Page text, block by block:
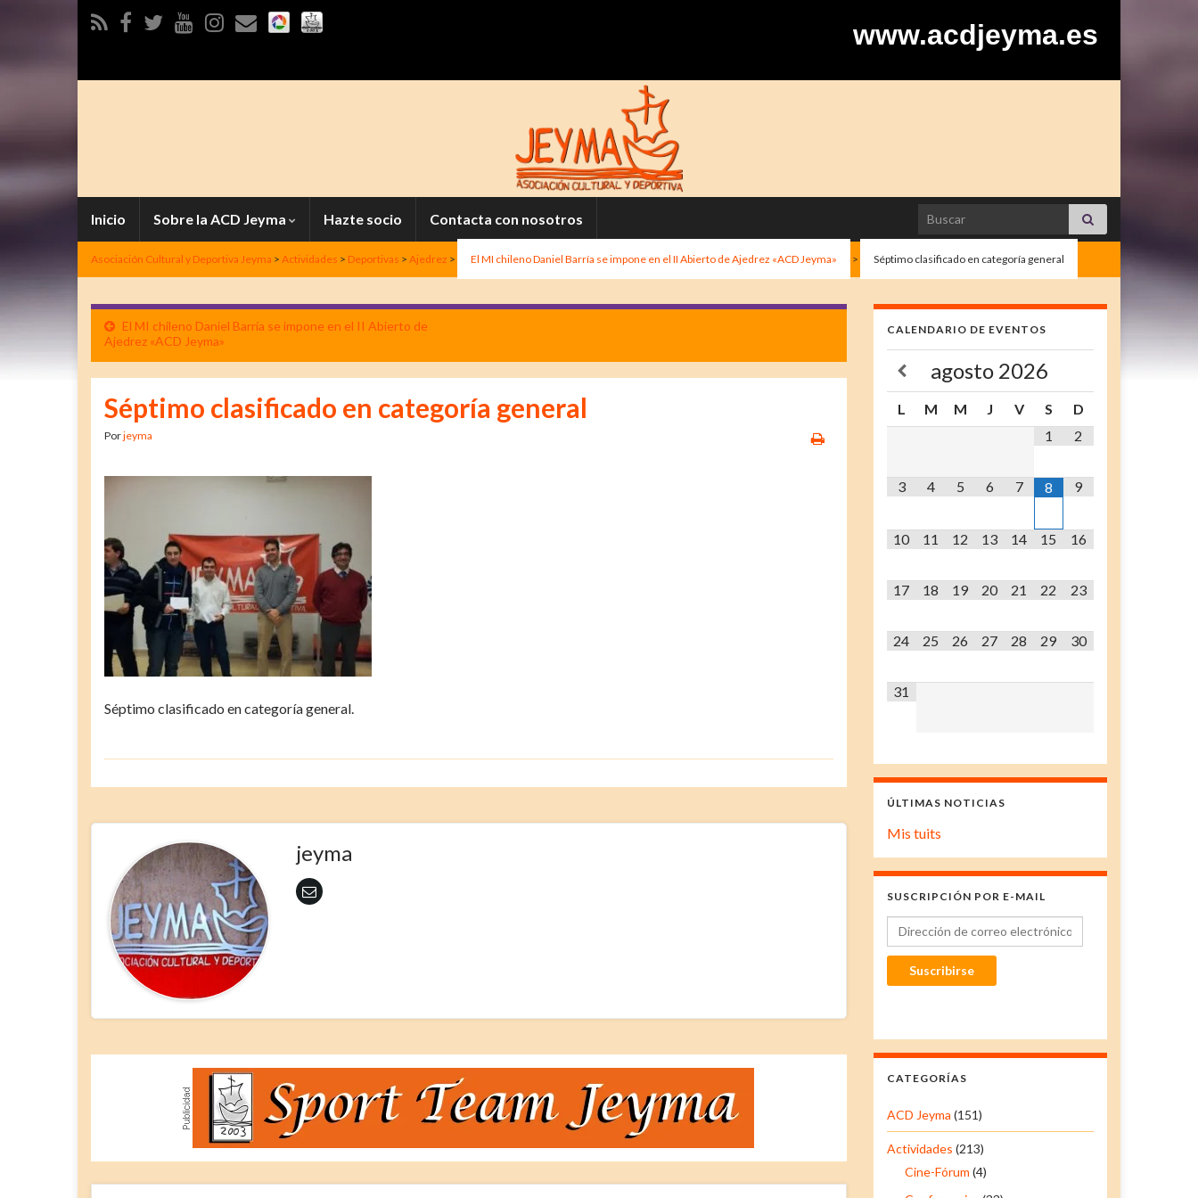
www.acdjeyma.es
Inicio Sobre la ACD Jeyma Hazte socio Contacta con nosotros Search for:
Asociación Cultural y Deportiva Jeyma > Actividades > Deportivas > Ajedrez > El MI chileno Daniel Barría se impone en el II Abierto de Ajedrez «ACD Jeyma» > Séptimo clasificado en categoría general
El MI chileno Daniel Barría se impone en el II Abierto de
Ajedrez «ACD Jeyma»
Séptimo clasificado en categoría general
Porjeyma
Séptimo clasificado en categoría general.
jeyma
CALENDARIO DE EVENTOS
agosto 2026
L M M J V S
D
1
2
3 4 5 6 7 8 9
10 11 12 13 14 15 16
17 18 19 20 21 22 23
24 25 26 27 28 29 30
31
ÚLTIMAS NOTICIAS
Mis tuits
SUSCRIPCIÓN POR E-MAIL
Dirección de correo electrónico
Suscribirse
CATEGORÍAS
ACD Jeyma (151)
Actividades (213)
Cine-Fórum (4)